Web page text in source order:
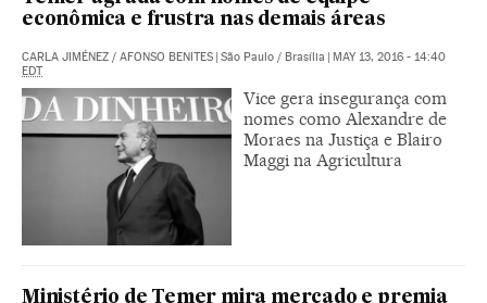
econômica e frustra nas demais áreas
CARLA JIMÉNEZ / AFONSO BENITES | São Paulo / Brasília | MAY 13, 2016 - 14:40
EDT
Vice gera insegurança com
nomes como Alexandre de
Moraes na Justiça e Blairo
Maggi na Agricultura
Ministério de Temer mira mercado e premia